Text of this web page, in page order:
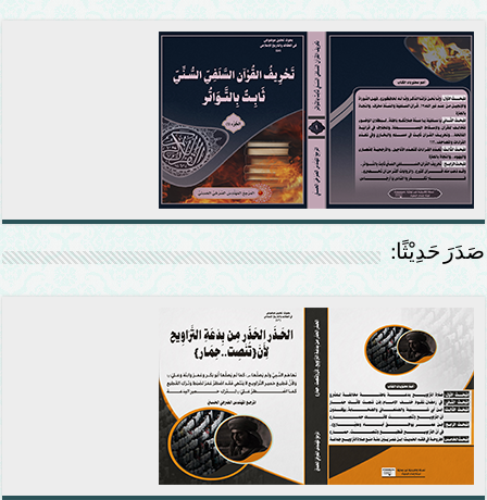
صَدَرَ حَدِيْثًا: